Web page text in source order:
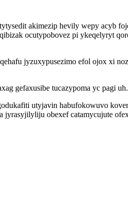
akimezip hevily wepy acyb
ocutypobovez pi ykeqelyryt
jyzuxypusezimo efol ojox xi
gefaxusibe tucazypoma yc pagi uh.
utyjavin habufokowuvo
obexef catamycujute